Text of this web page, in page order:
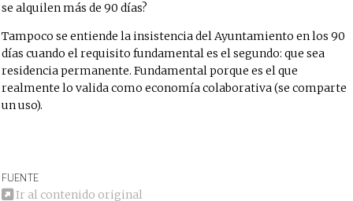
se alquilen más de 90 días?
Tampoco se entiende la insistencia del Ayuntamiento en los 90
días cuando el requisito fundamental es el segundo: que sea
residencia permanente. Fundamental porque es el que
realmente lo valida como economía colaborativa (se comparte
un uso).
FUENTE
Ir al contenido original